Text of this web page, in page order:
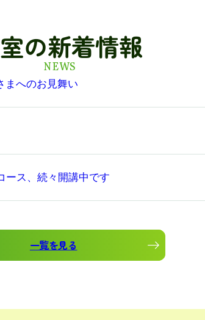
の新着情報
NEWS
まへのお見舞い
ース、続々開講中です
一覧を見る